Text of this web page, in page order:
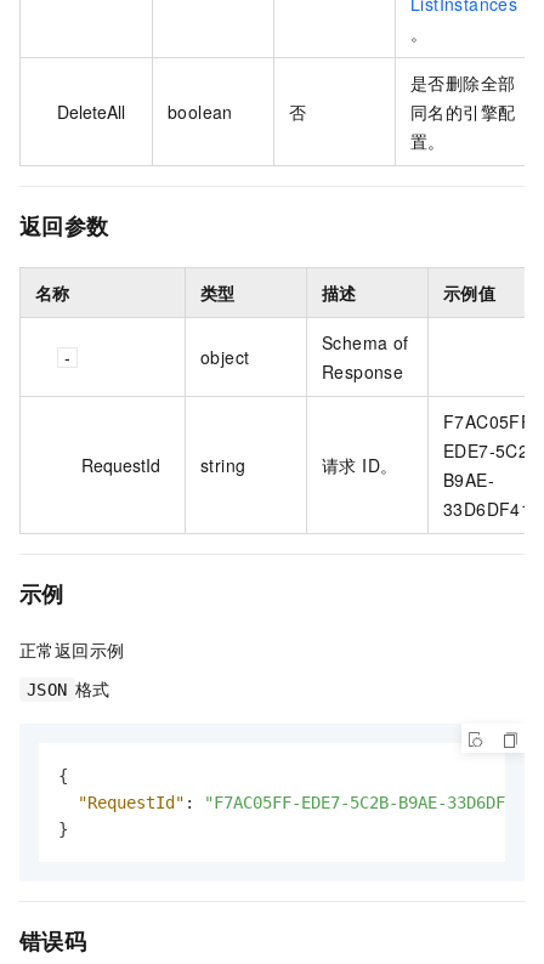
。
DeleteAll boolean 否
是否删除全部
同名的引擎配
置。
返回参数
名称 类型 描述 示例值
object
Schema of
Response
RequestId string 请求 ID。
F7AC05FF-
EDE7-
B9AE-
示例
正常返回示例
JSON 格式
{
"RequestId" :
"F7AC05FF-EDE7-5C2B-B9AE-
}
错误码